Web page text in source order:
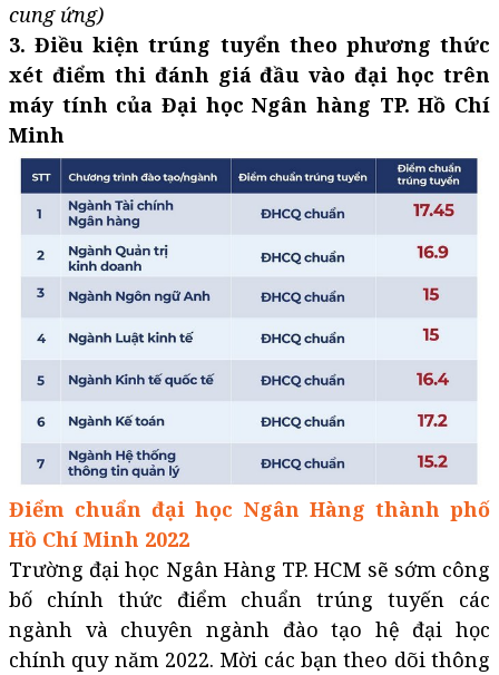
cung ứng)
3. Điều kiện trúng tuyển theo phương thức
xét điểm thi đánh giá đầu vào đại học trên
máy tính của Đại học Ngân hàng TP. Hồ Chí
Minh
Điểm chuẩn đại học Ngân Hàng thành phố
Hồ Chí Minh 2022
Trường đại học Ngân Hàng TP. HCM sẽ sớm công
bố chính thức điểm chuẩn trúng tuyến các
ngành và chuyên ngành đào tạo hệ đại học
chính quy năm 2022. Mời các bạn theo dõi thông